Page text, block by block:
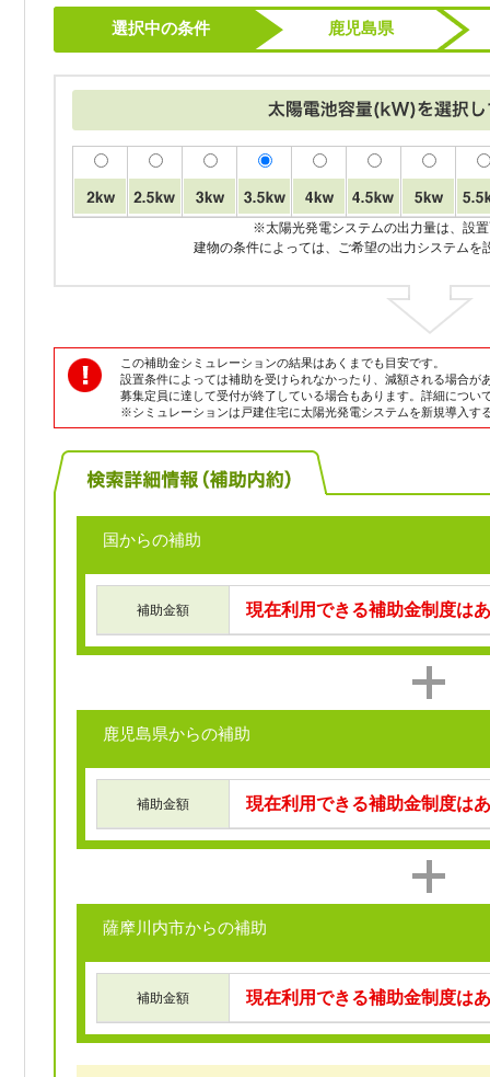
選択中の条件 鹿児島県
※太陽光発電システムの出力量は、設
建物の条件によっては、ご希望の出力システムを
この補助金シミュレーションの結果はあくまでも目安です。
設置条件によっては補助を受けられなかったり、減額される場合が
募集定員に達して受付が終了している場合もあります。詳細につい
※シミュレーションは戸建住宅に太陽光発電システムを新規導入す
国からの補助
補助金額 現在利用できる補助金制度は
鹿児島県からの補助
補助金額 現在利用できる補助金制度は
薩摩川内市からの補助
補助金額 現在利用できる補助金制度は